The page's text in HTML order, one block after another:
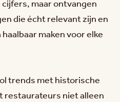
maar ontvangen
die écht relevant zijn en
maken voor elke
trends met historische
restaurateurs niet alleen